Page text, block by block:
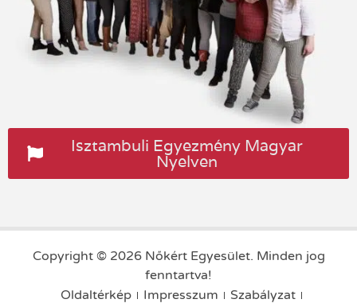
Isztambuli Egyezmény Magyar
Nyelven
Copyright © 2026 Nőkért Egyesület. Minden jog
fenntartva!
Oldaltérkép
Impresszum Szabályzat